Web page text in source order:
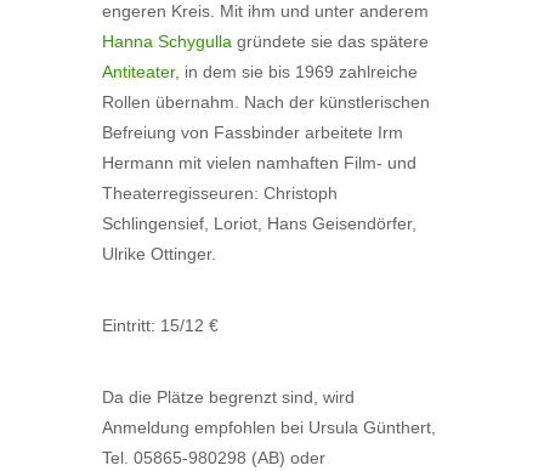
engeren Kreis. Mit ihm und unter anderem
Hanna Schygulla gründete sie das spätere
Antiteater, in dem sie bis 1969 zahlreiche
Rollen übernahm. Nach der künstlerischen
Befreiung von Fassbinder arbeitete Irm
Hermann mit vielen namhaften Film- und
Theaterregisseuren: Christoph
Schlingensief, Loriot, Hans Geisendörfer,
Ulrike Ottinger.
Eintritt: 15/12 €
Da die Plätze begrenzt sind, wird
Anmeldung empfohlen bei Ursula Günthert,
Tel. 05865-980298 (AB) oder